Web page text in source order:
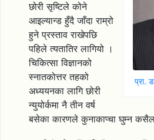
प्रा.
छोरी सृष्टिले कोने
आइल्यान्ड हुँदै जाँदा राम्रो
हुने प्रस्ताव राखेपछि
पहिले त्यतातिर लागियो ।
चिकित्सा विज्ञानको
स्नातकोत्तर तहको
अध्ययनका लागि छोरी
न्युयोर्कमा नै तीन वर्ष
बसेका कारणले कुनाकाप्चा घुम्न